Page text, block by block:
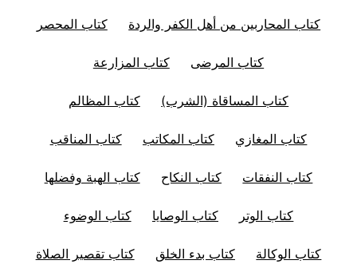
كتاب المحاربين من أهل الكفر والردة كتاب المحصر
كتاب المرضى كتاب المزارعة
كتاب المساقاة (الشرب) كتاب المظالم
كتاب المغازي كتاب المكاتب كتاب المناقب
كتاب النفقات كتاب النكاح كتاب الهبة وفضلها
كتاب الوتر كتاب الوصايا كتاب الوضوء
كتاب الوكالة كتاب بدء الخلق كتاب تقصير الصلاة